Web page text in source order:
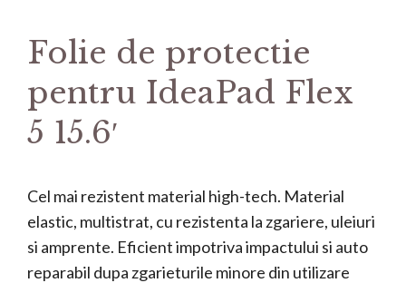
Folie de protectie
pentru IdeaPad Flex
5 15.6′
Cel mai rezistent material high-tech. Material
elastic, multistrat, cu rezistenta la zgariere, uleiuri
si amprente. Eficient impotriva impactului si auto
reparabil dupa zgarieturile minore din utilizare